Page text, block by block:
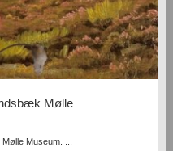
Mølle
Museum. ...